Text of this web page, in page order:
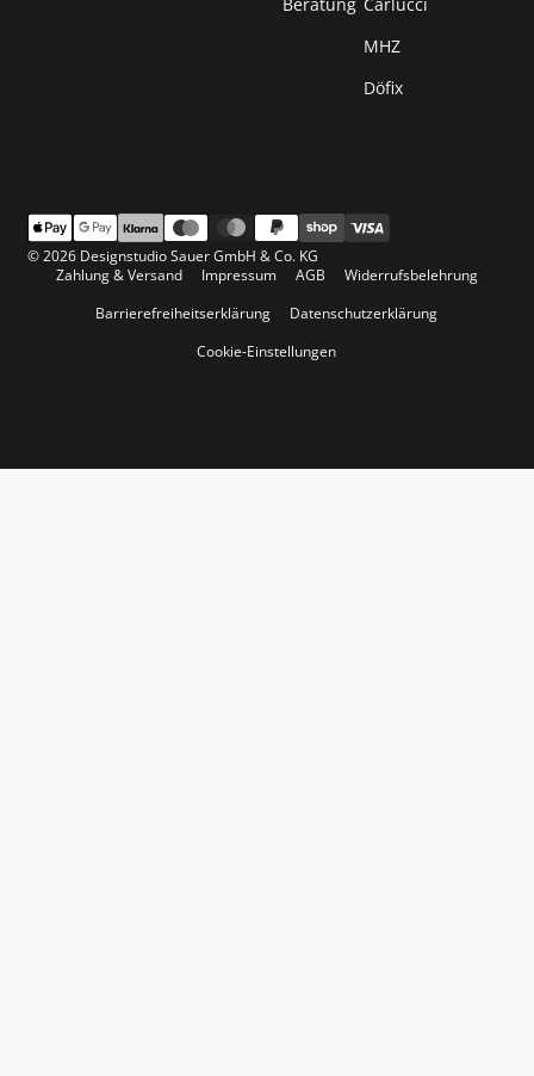
Beratung Carlucci
MHZ
Döfix
© 2026 Designstudio Sauer GmbH & Co. KG
Zahlung & Versand
Impressum AGB
Widerrufsbelehrung
Barrierefreiheitserklärung
Datenschutzerklärung
Cookie-Einstellungen